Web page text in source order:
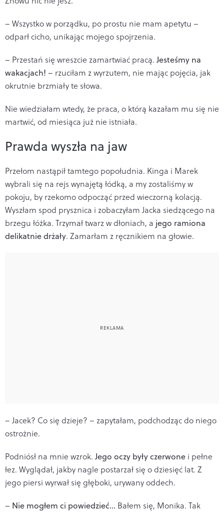
– Wszystko w porządku, po prostu nie mam apetytu –
odparł cicho, unikając mojego spojrzenia.
– Przestań się wreszcie zamartwiać pracą. Jesteśmy na
wakacjach! – rzuciłam z wyrzutem, nie mając pojęcia, jak
okrutnie brzmiały te słowa.
Nie wiedziałam wtedy, że praca, o którą kazałam mu się nie
martwić, od miesiąca już nie istniała.
Prawda wyszła na jaw
Przełom nastąpił tamtego popołudnia. Kinga i Marek
wybrali się na rejs wynajętą łódką, a my zostaliśmy w
pokoju, by rzekomo odpocząć przed wieczorną kolacją.
Wyszłam spod prysznica i zobaczyłam Jacka siedzącego na
brzegu łóżka. Trzymał twarz w dłoniach, a jego ramiona
delikatnie drżały. Zamarłam z ręcznikiem na głowie.
– Jacek? Co się dzieje? – zapytałam, podchodząc do niego
ostrożnie.
Podniósł na mnie wzrok. Jego oczy były czerwone i pełne
łez. Wyglądał, jakby nagle postarzał się o dziesięć lat. Z
jego piersi wyrwał się głęboki, urywany oddech.
– Nie mogłem ci powiedzieć... Bałem się, Monika. Tak